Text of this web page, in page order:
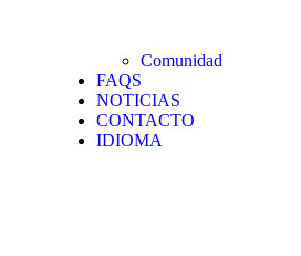
Comunidad
FAQS
NOTICIAS
CONTACTO
IDIOMA